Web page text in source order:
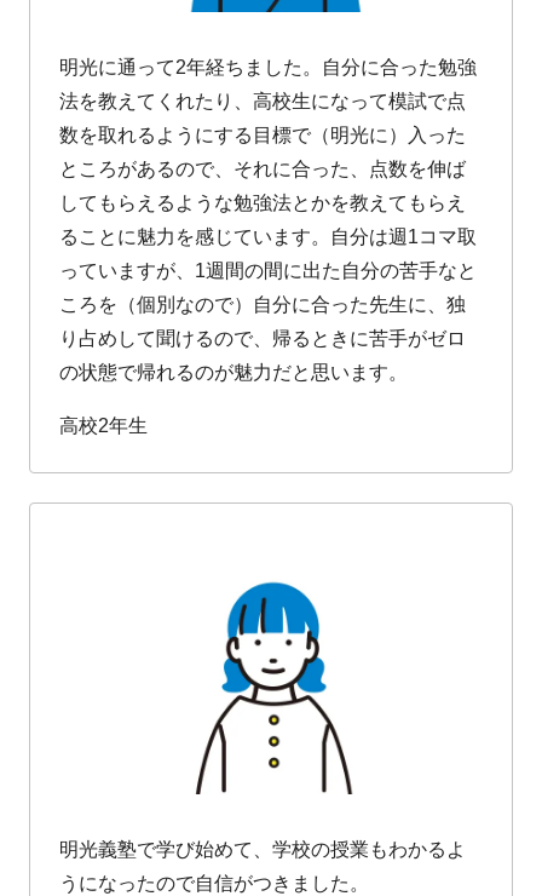
明光に通って2年経ちました。自分に合った勉強
法を教えてくれたり、高校生になって模試で点
数を取れるようにする目標で（明光に）入った
ところがあるので、それに合った、点数を伸ば
してもらえるような勉強法とかを教えてもらえ
ることに魅力を感じています。自分は週1コマ取
っていますが、1週間の間に出た自分の苦手なと
ころを（個別なので）自分に合った先生に、独
り占めして聞けるので、帰るときに苦手がゼロ
の状態で帰れるのが魅力だと思います。
高校2年生
明光義塾で学び始めて、学校の授業もわかるよ
うになったので自信がつきました。